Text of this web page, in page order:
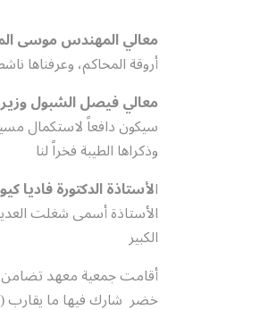
معالي المهندس موسى
أروقة المحاكم، وعرفناها
معالي فيصل الشبول وزير
سيكون دافعاً لاستكمال
وذكراها الطيبة فخراً لنا
الأستاذة الدكتورة فاديا
الأستاذة أسمى شغلت
الكبير
أقامت جمعية معهد تضامن